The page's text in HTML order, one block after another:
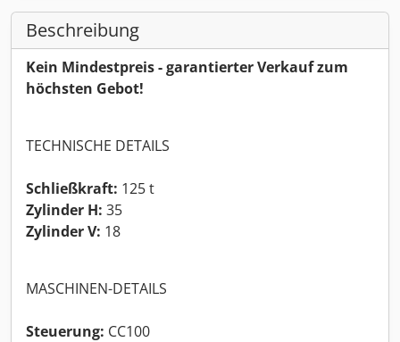
Beschreibung
Kein Mindestpreis - garantierter Verkauf zum
höchsten Gebot!
TECHNISCHE DETAILS
Schließkraft: 125 t
Zylinder H: 35
Zylinder V: 18
MASCHINEN-DETAILS
Steuerung: CC100